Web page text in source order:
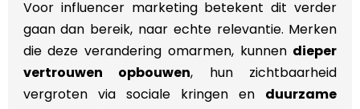
Voor influencer marketing betekent dit verder
gaan dan bereik, naar echte relevantie. Merken
die deze verandering omarmen, kunnen dieper
vertrouwen opbouwen, hun zichtbaarheid
vergroten via sociale kringen en duurzame